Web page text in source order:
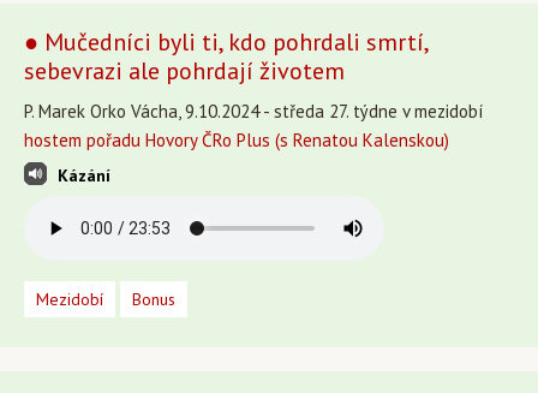
● Mučedníci byli ti, kdo pohrdali smrtí,
sebevrazi ale pohrdají životem
P. Marek Orko Vácha, 9.10.2024 - středa 27. týdne v mezidobí
hostem pořadu Hovory ČRo Plus (s Renatou Kalenskou)
Kázání
Mezidobí Bonus